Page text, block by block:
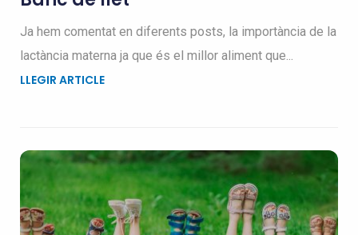
Ja hem comentat en diferents posts, la importància de la
lactància materna ja que és el millor aliment que...
LLEGIR ARTICLE